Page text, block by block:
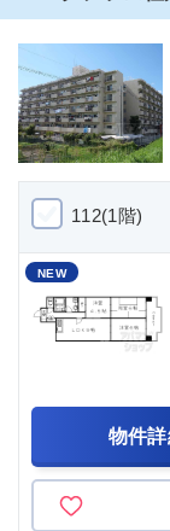
112(1階)
NEW
物件詳